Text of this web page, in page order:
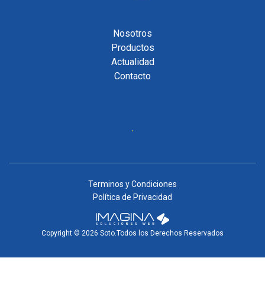
Nosotros
Productos
Actualidad
Contacto
Terminos y Condiciones
Política de Privacidad
Copyright © 2026 Soto.Todos los Derechos Reservados